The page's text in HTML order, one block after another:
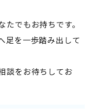
でもお持ちです。
足を一歩踏み出して
談をお待ちしてお